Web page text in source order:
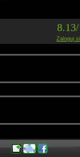
Zaloguj